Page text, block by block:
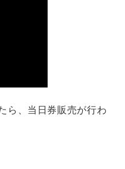
ら、当日券販売が行わ